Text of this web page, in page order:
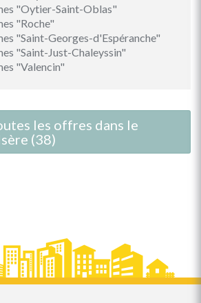
"Oytier-Saint-Oblas"
"Roche"
"Saint-Georges-d'Espéranche"
"Saint-Just-Chaleyssin"
"Valencin"
les offres dans le
(38)